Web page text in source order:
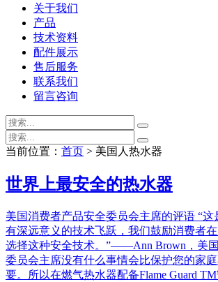
关于我们
产品
技术资料
配件展示
售后服务
联系我们
留言咨询
当前位置： 首页 > 美国人热水器
世界上最安全的热水器
美国消费者产品安全委员会主席的评语 “
有深远意义的技术飞跃，我们鼓励消费者
选择这种安全技术。”——Ann Brown，美
委员会主席没有什么事情会比保护您的家
要。所以在燃气热水器配备Flame Guard